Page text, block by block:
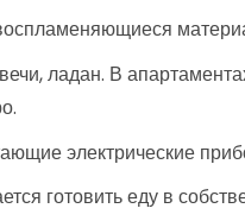
ладан. В
электрические
готовить еду в